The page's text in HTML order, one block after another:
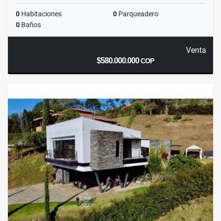
0 Habitaciones 0 Parqueadero
0 Baños
Venta
$580.000.000COP